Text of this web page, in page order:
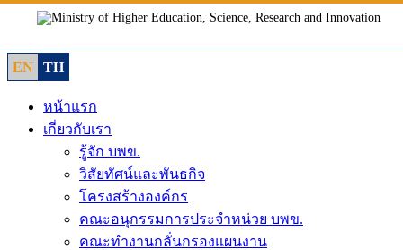
content
EN
TH
หน้าแรก
เกี่ยวกับเรา
รู้จัก บพข.
วิสัยทัศน์และพันธกิจ
โครงสร้างองค์กร
คณะอนุกรรมการประจำหน่วย บพข.
คณะทำงานกลั่นกรองแผนงาน